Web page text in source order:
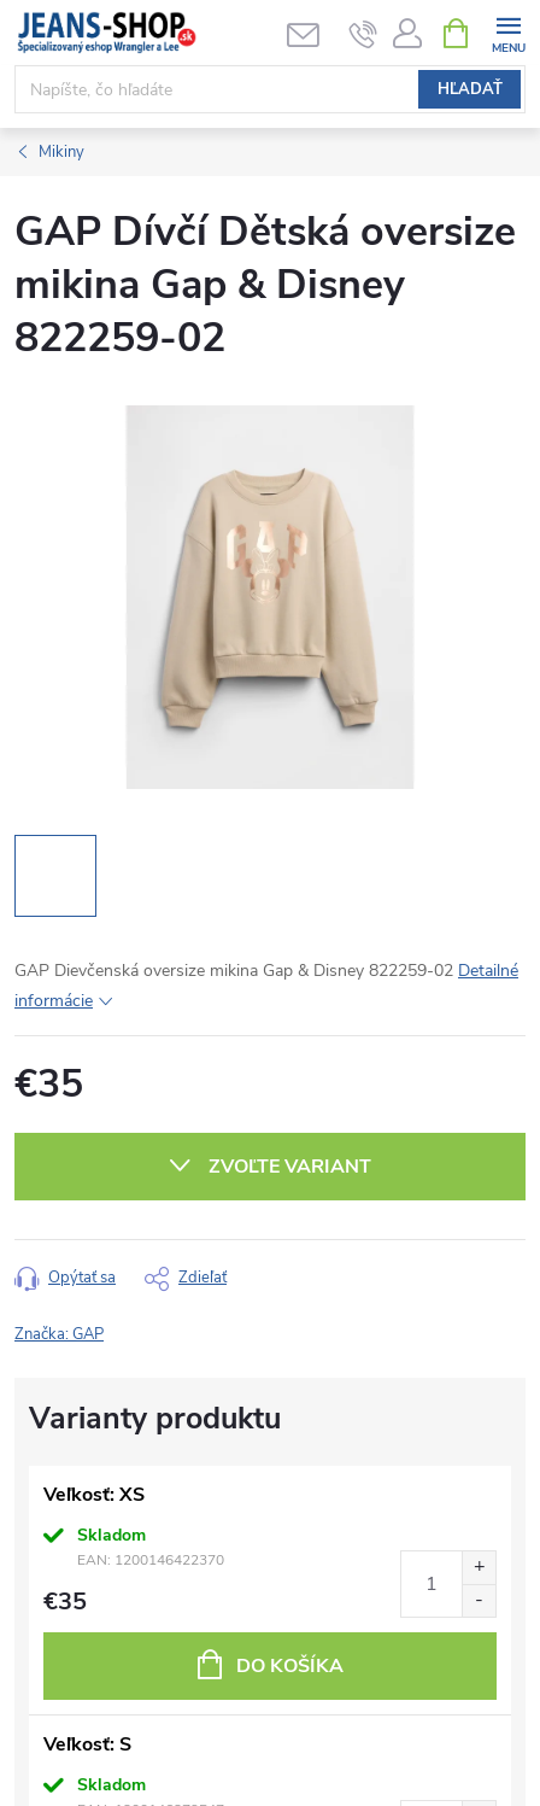
Prejsť
obsah
HĽADAŤ
KOŠÍK
Mikiny
GAP Dívčí Dětská oversize
mikina Gap & Disney
822259-02
GAP Dievčenská oversize mikina Gap & Disney 822259-02 Detailné
informácie
€35
ZVOĽTE VARIANT
Opýtať sa Zdieľať
Značka:GAP
Veľkosť: XS
Skladom
EAN: 1200146422370
€35
DO KOŠÍKA
Veľkosť: S
Skladom